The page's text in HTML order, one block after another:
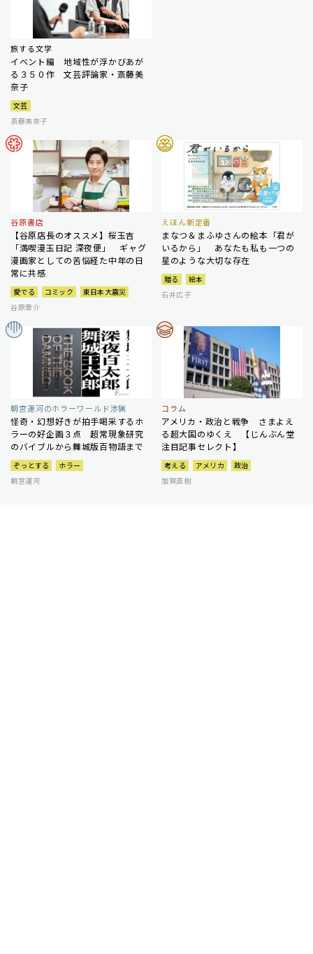
旅する文学
イベント編 地域性が浮かびあが
る３５０作 文芸評論家・斎藤美
奈子
文芸
斎藤美奈子
谷原書店
【谷原店長のオススメ】桜玉吉
「満喫漫玉日記 深夜便」 ギャグ
漫画家としての苦悩経た中年の日
常に共感
愛でる コミック
東日本大震災
谷原章介
えほん新定番
まなつ＆まふゆさんの絵本「君が
いるから」 あなたも私も一つの
星のような大切な存在
贈る
絵本
石井広子
朝宮運河のホラーワールド渉猟
怪奇・幻想好きが拍手喝采するホ
ラーの好企画３点 超常現象研究
のバイブルから舞城版百物語まで
ぞっとする
ホラー
朝宮運河
コラム
アメリカ・政治と戦争 さまよえ
る超大国のゆくえ 【じんぶん堂
注目記事セレクト】
考える アメリカ
政治
加賀直樹